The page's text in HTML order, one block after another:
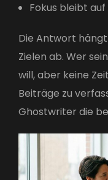
Fokus bleibt
Die Antwort
Zielen ab. Wer
will, aber keine
Beiträge zu
Ghostwriter die